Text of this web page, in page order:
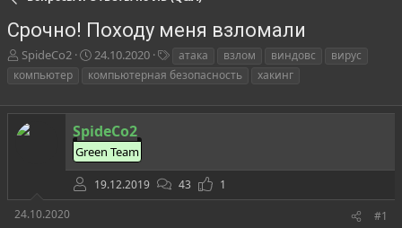
Срочно! Походу меня взломали
А
в
о
р
т
SpideCo2
Д
а
а
н
а
ч
а
л
а
24.10.2020
е
и
атака взлом виндовс
вирус
компьютер
компьютерная безопасность хакинг
SpideCo2
Green Team
19.12.2019 43
1
24.10.2020
#1